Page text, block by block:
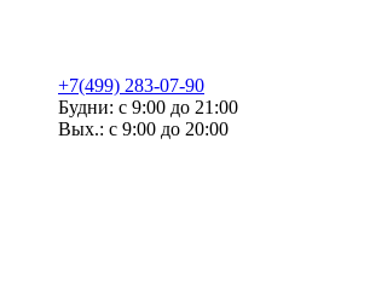
+7(499) 283-07-90
Будни: с 9:00 до 21:00
Вых.: с 9:00 до 20:00